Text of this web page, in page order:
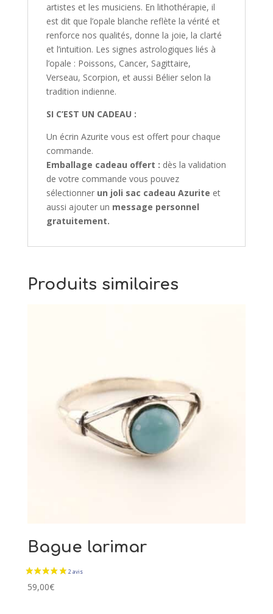
artistes et les musiciens. En lithothérapie, il
est dit que l’opale blanche reflète la vérité et
renforce nos qualités, donne la joie, la clarté
et l’intuition. Les signes astrologiques liés à
l’opale : Poissons, Cancer, Sagittaire,
Verseau, Scorpion, et aussi Bélier selon la
tradition indienne.
SI C’EST UN CADEAU :
Un écrin Azurite vous est offert pour chaque
commande.
Emballage cadeau offert : dès la validation
de votre commande vous pouvez
sélectionner un joli sac cadeau Azurite et
aussi ajouter un message personnel
gratuitement.
Produits similaires
Bague larimar
59,00€